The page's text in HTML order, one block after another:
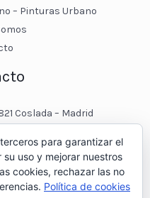
– Pinturas Urbano
Coslada – Madrid
74 11
para garantizar el
uso y mejorar nuestros
cookies, rechazar las no
Política de cookies